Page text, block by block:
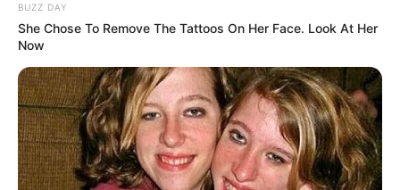
BUZZ DAY
She Chose To Remove The Tattoos On Her Face. Look At Her
Now